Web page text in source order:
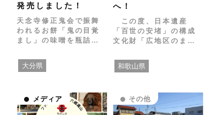
発売しました！
天念寺修正鬼会で振舞
われるお餅「鬼の目覚
まし」の味噌を瓶詰に
せました！餅だけでな
く、ご飯やお肉にもマ
大分県
へ！
この度、日本遺産
「百世の安堵」の構成
文化財「広地区のまち
歴史的建造物の一つで
ある「﨑山家住宅主
和歌山県
メディア その他